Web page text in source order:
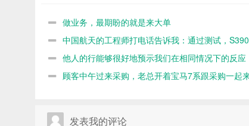
做业务，最期盼的就是来大单
中国航天的工程师打电话告诉我：通过测试，
命不如8566
他人的行能够很好地预示我们在相同情况下的反应
顾客中午过来采购，老总开着宝马7系跟采购一起
发表我的评论